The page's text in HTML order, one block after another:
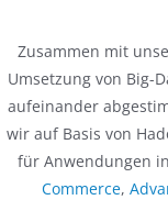
Zusammen mit
Umsetzung von Big-
aufeinander
wir auf Basis von
für Anwendungen
Commerce,